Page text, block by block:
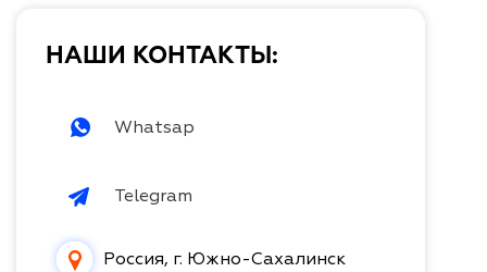
НАШИ КОНТАКТЫ:
Whatsap
Telegram
Россия, г. Южно-Сахалинск